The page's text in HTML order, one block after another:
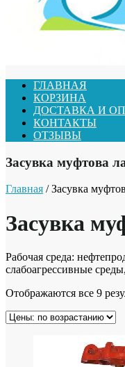
ГЛАВНАЯ
КОРЗИНА
ДОСТАВКА И
КОНТАКТЫ
ОТЗЫВЫ
Засувка муфтова
Главная / Засувка
Засувка
Рабочая среда:
слабоагрессивные
Отображаются все 9